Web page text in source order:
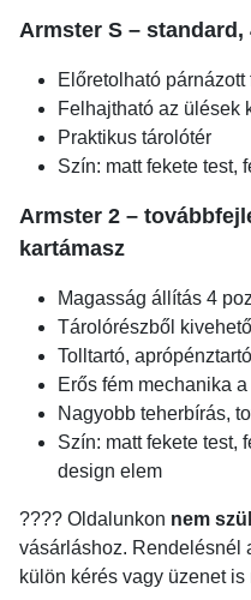
Armster S –
Előretolható párnázott
Felhajtható az ülések
Praktikus tárolótér
Szín: matt fekete test,
Armster 2 –
kartámasz
Magasság állítás 4
Tárolórészből
Tolltartó,
Erős fém mechanika
Nagyobb teherbírás,
Szín: matt fekete test,
design elem
???? Oldalunkon nem
vásárláshoz. Rendelésnél
külön kérés vagy üzenet is